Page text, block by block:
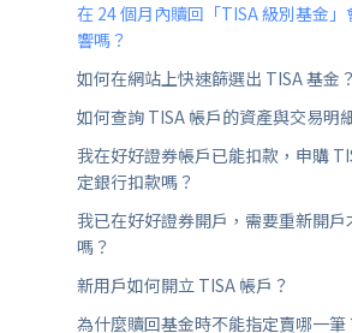
在 24 個月內贖回「TISA 級別基金
響嗎？
如何在網站上快速篩選出 TISA 基金？
如何查詢 TISA 帳戶的資產與交易明
我在好好證券帳戶已能扣款，申購
定銀行扣款嗎？
我已在好好證券開戶，需要重新開戶
嗎？
新用戶如何開立 TISA 帳戶？
為什麼贖回基金時不能指定賣哪一